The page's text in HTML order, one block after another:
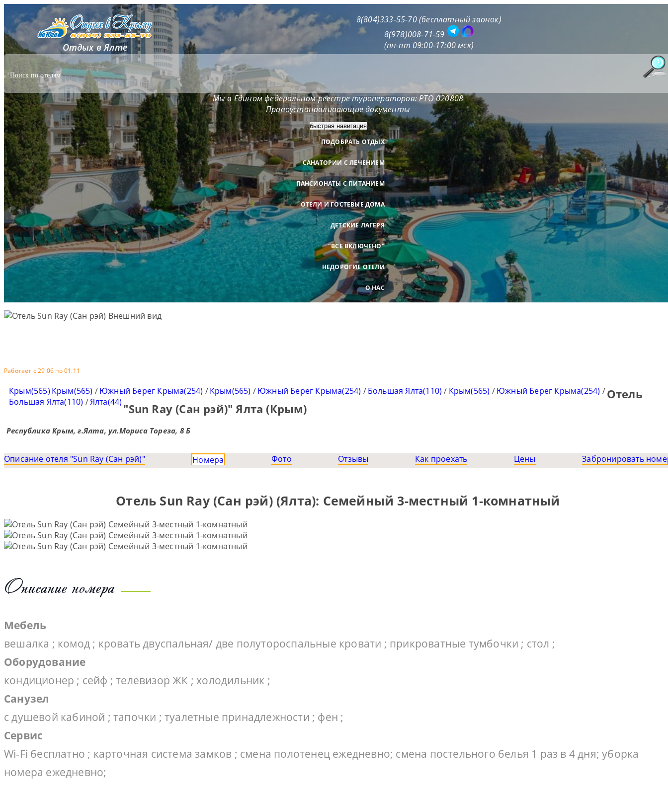
Отдых в Ялте
8(804)333-55-70 (бесплатный звонок)
8(978)008-71-59
(пн-пт 09:00-17:00 мск)
Мы в Едином федеральном реестре туроператоров: РТО 020808
Правоустанавливающие документы
быстрая навигация
ПОДОБРАТЬ ОТДЫХ
САНАТОРИИ С ЛЕЧЕНИЕМ
ПАНСИОНАТЫ С ПИТАНИЕМ
ОТЕЛИ И ГОСТЕВЫЕ ДОМА
ДЕТСКИЕ ЛАГЕРЯ
"ВСЕ ВКЛЮЧЕНО"
НЕДОРОГИЕ ОТЕЛИ
О НАС
Работает с 29.06 по 01.11
Крым(565) Крым(565) /Южный Берег Крыма(254) /Крым(565) /Южный Берег Крыма(254) /Большая Ялта(110) / Крым(565) /Южный Берег Крыма(254) /
Большая Ялта(110) /Ялта(44)
Отель
"Sun Ray (Сан рэй)" Ялта (Крым)
Республика Крым, г.Ялта, ул.Мориса Тореза, 8 Б
Описание отеля "Sun Ray (Сан рэй)" Номера Фото Отзывы Как проехать Цены Забронировать
Отель Sun Ray (Сан рэй) (Ялта): Семейный 3-местный 1-комнатный
Описание номера
Мебель
вешалка ; комод ; кровать двуспальная/ две полутороспальные кровати ; прикроватные тумбочки ; стол ;
Оборудование
кондиционер ; сейф ; телевизор ЖК ; холодильник ;
Санузел
с душевой кабиной ; тапочки ; туалетные принадлежности ; фен ;
Сервис
Wi-Fi бесплатно ; карточная система замков ; смена полотенец ежедневно; смена постельного белья 1 раз в 4 дня; уборка
номера ежедневно;